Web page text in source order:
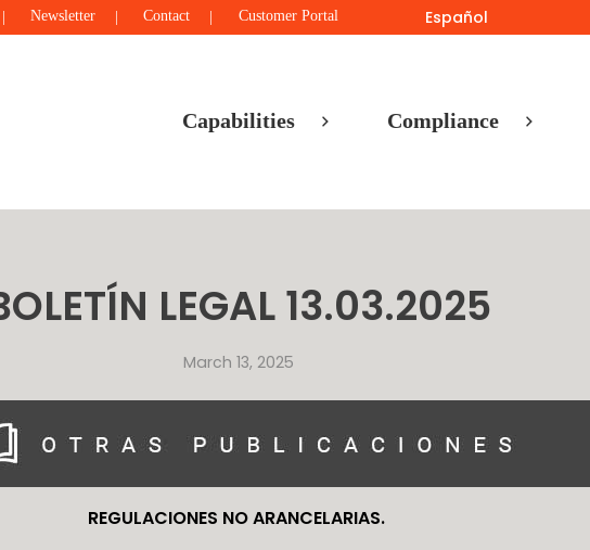
Newsletter Contact Customer Portal Español
Capabilities Compliance
LEGAL 13.03.2025
March 13, 2025
REGULACIONES NO ARANCELARIAS.